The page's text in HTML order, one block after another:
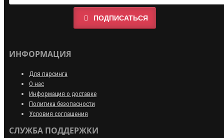
ПОДПИСАТЬСЯ
ИНФОРМАЦИЯ
Для парсинга
О нас
Информация о доставке
Политика безопасности
Условия соглашения
СЛУЖБА ПОДДЕРЖКИ